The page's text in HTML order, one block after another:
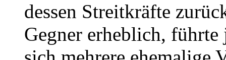
dessen Streitkräfte
Gegner erheblich,